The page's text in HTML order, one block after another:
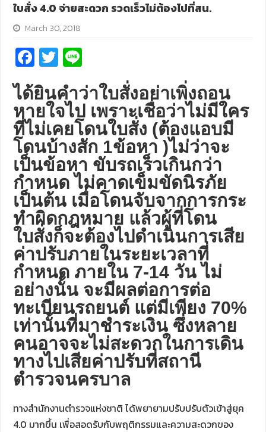
ใบสั่ง 4.0 จ่ายสะดวก รวดเร็วไม่ต้องไปที่สน.
March 30, 2018
Fa
ce
b
o
o
k
T
wi
tt
er
e
ได้ยินคำว่าใบสั่งอย่าเพิ่งถอน
หายใจไป เพราะเชื่อว่าไม่มีใคร
ที่ไม่เคยโดนใบสั่ง (ต้องแอบมี
โดนบ้างสัก 1ข้อหา )ไม่ว่าจะ
เป็นข้อหา ขับรถเร็วเกินกว่า
กำหนด ไม่คาดเข็มขัดนิรภัย
เป็นต้น เมื่อโดนจับจากการกระ
ทำผิดกฎหมาย แล้วผู้ที่โดน
ใบสั่งก็จะต้องไปดำเนินการเสีย
ค่าปรับภายในระยะเวลาที่
กำหนด ภายใน 7-14 วัน ไม่
อย่างนั้น จะมีผลต่อการต่อ
ทะเบียนรถยนต์ แต่มีเพียง 70%
เท่านั้นที่มาชำระเงิน ซึ่งหลาย
คนอาจจะไม่สะดวกในการเดิน
ทางไปเสียค่าปรับที่สถานี
ตำรวจนครบาล
ทางสำนักงานตำรวจแห่งชาติ ได้พยายามปรับปรับตัวเข้าสู่ยุค
4.0 มากขึ้น เพื่อสอดรับกับพฤติกรรมและความสะดวกของ